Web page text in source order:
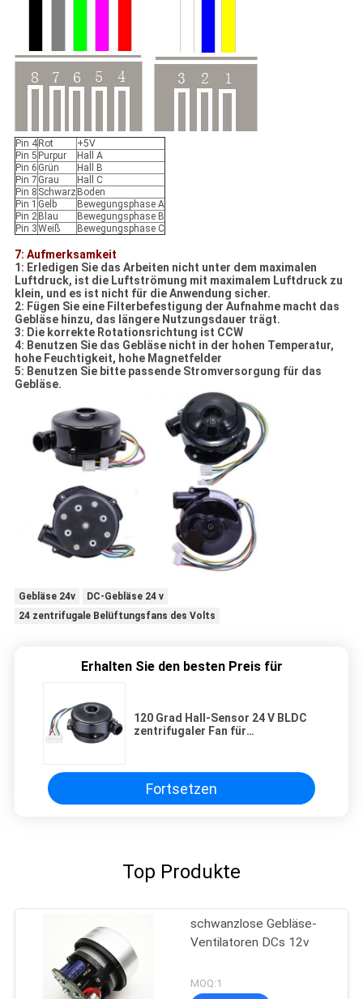
Pin 4 Rot
+5V
Pin 5 Purpur
Hall A
Pin 6 Grün
Hall B
Pin 7 Grau
Hall C
Pin 8 Schwarz Boden
Pin 1 Gelb
Bewegungsphase A
Pin 2 Blau
Bewegungsphase B
Pin 3Weiß Bewegungsphase C
7: Aufmerksamkeit
1: Erledigen Sie das Arbeiten nicht unter dem maximalen
Luftdruck, ist die Luftströmung mit maximalem Luftdruck zu
klein, und es ist nicht für die Anwendung sicher.
2: Fügen Sie eine Filterbefestigung der Aufnahme macht das
Gebläse hinzu, das längere Nutzungsdauer trägt.
3: Die korrekte Rotationsrichtung ist CCW
4: Benutzen Sie das Gebläse nicht in der hohen Temperatur,
hohe Feuchtigkeit, hohe Magnetfelder
5: Benutzen Sie bitte passende Stromversorgung für das
Gebläse.
Gebläse 24v
DC-Gebläse 24 v
24 zentrifugale Belüftungsfans des Volts
Erhalten Sie den besten Preis für
120 Grad Hall-Sensor 24 V BLDC
zentrifugaler Fan für
Fortsetzen
Top Produkte
schwanzlose Gebläse-
Ventilatoren DCs 12v
MOQ:1